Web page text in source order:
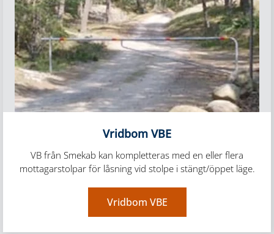
Vridbom VBE
VB från Smekab kan kompletteras med en eller flera
mottagarstolpar för låsning vid stolpe i stängt/öppet läge.
Vridbom VBE